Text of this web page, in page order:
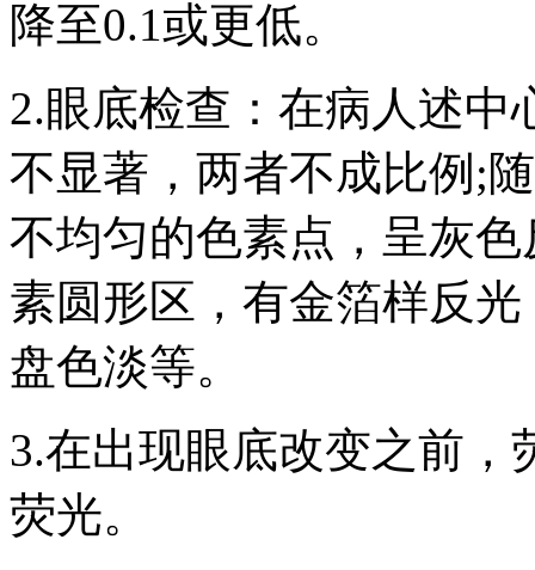
降至0.1或更低。
2.眼底检查：在病人述
不显著，两者不成比例;
不均匀的色素点，呈灰
素圆形区，有金箔样反
盘色淡等。
3.在出现眼底改变之前
荧光。